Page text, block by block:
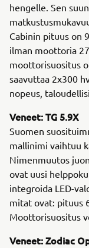
hengelle. Sen
Cabinin pituus on
ilman moottoria
moottorisuositus
saavuttaa 2x300
nopeus,
Veneet: TG 5.9X
Suomen
mallinimi vaihtuu
Nimenmuutos
ovat uusi
integroida LED-
mitat ovat: pituus
Moottorisuositus
Veneet: Zodiac